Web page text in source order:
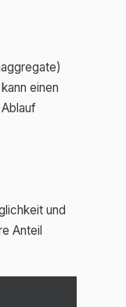
einen
und
Anteil